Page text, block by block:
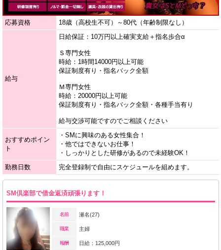
応募資格 18歳（高校生不可）～80代（年齢制限なし）
給与
日給保証：10万円以上確実支給＋指名歩合α
Ｓ専門女性
時給：1時間14000円以上可能
保証制度有り・指名バック全額
Ｍ専門女性
時給：20000円以上可能
保証制度有り・指名バック全額・各種手当有り
給与交渉可能ですのでご相談ください
おすすめポイン
ト
・SMに興味のある女性集合！
・他ではできないお仕事！
・しっかりとした研修があるので未経験OK！
勤務日数
完全登録制で自由にスケジュールを組めます。
SM倶楽部で借金返済頑張ります！
名前 瀬名(27)
職業 主婦
報酬 日給：125,000円